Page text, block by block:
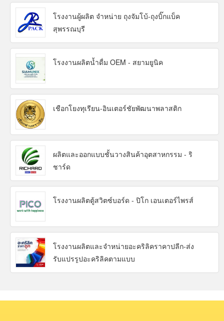
โรงงานผู้ผลิต จำหน่าย ถุงจัมโบ้-ถุงบิ๊กแบ็ค
สุพรรณบุรี
โรงงานผลิตน้ำดื่ม OEM - สยามยูนิค
เชือกโยงทุเรียน-อินเตอร์ชัยพัฒนาพลาสติก
ผลิตและออกแบบชั้นวางสินค้าอุตสาหกรรม - ริ
ชาร์ด
โรงงานผลิตตู้สวิตซ์บอร์ด - ปิโก เอนเตอร์ไพรส์
โรงงานผลิตและจำหน่ายอะคริลิคราคาปลีก-ส่ง
รับแปรรูปอะคริลิคตามแบบ